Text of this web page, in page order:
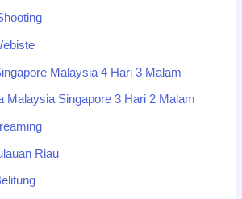
Malaysia 4 Hari 3 Malam
Malaysia Singapore 3 Hari 2 Malam
Riau